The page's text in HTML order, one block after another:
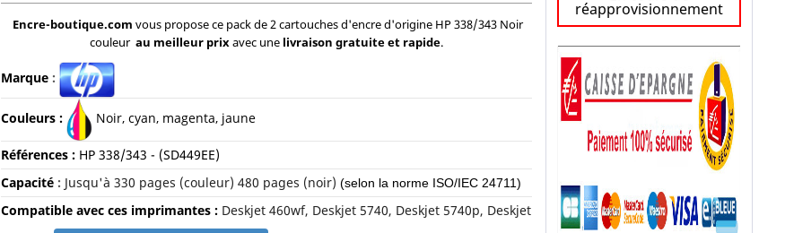
Encre-boutique.com vous propose ce pack de 2 cartouches d'encre d'origine HP 338/343 Noir
couleur au meilleur prix avec une livraison gratuite et rapide.
Marque:
Couleurs : Noir, cyan, magenta, jaune
Références : HP 338/343 - (SD449EE)
Capacité: Jusqu'à 330 pages (couleur) 480 pages (noir) (selon la norme ISO/IEC 24711)
Compatible avec ces imprimantes : Deskjet 460wf, Deskjet 5740, Deskjet 5740p, Deskjet
réapprovisionnement